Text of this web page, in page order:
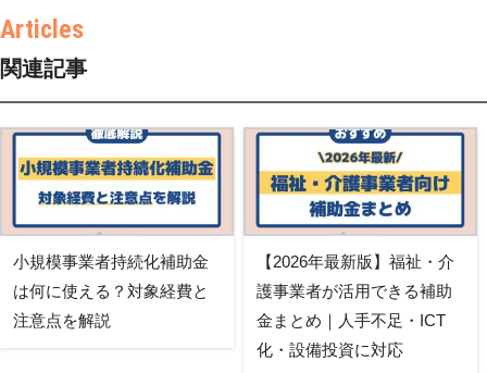
関連記事
小規模事業者持続化補助金
は何に使える？対象経費と
注意点を解説
【2026年最新版】福祉・介
護事業者が活用できる補助
金まとめ｜人手不足・ICT
化・設備投資に対応